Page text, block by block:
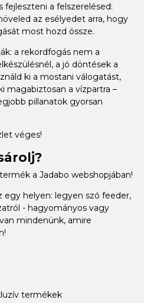
a felszerelésed:
az esélyedet arra, hogy
most hozd össze.
a rekordfogás nem a
a jó döntések a
ki a mostani válogatást,
magabiztosan a vízpartra –
pillanatok gyorsan
véges!
a Jadabo webshopjában!
helyen: legyen szó feeder,
- hagyományos vagy
mindenünk, amire
termékek